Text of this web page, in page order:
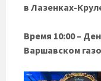
в Лазенках-
Время 10:00 –
Варшавском